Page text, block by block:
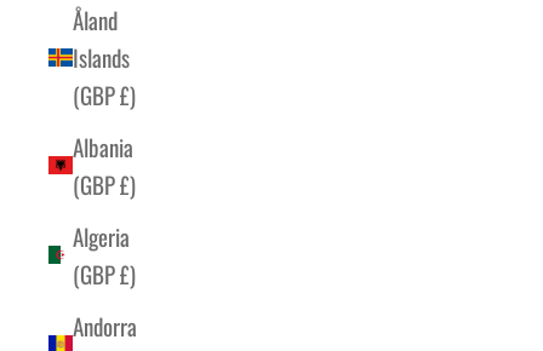
Åland
Islands
(GBP £)
Albania
(GBP £)
Algeria
(GBP £)
Andorra